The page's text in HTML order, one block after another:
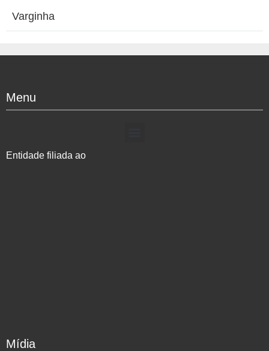
Varginha
Menu
Entidade filiada ao
Mídia